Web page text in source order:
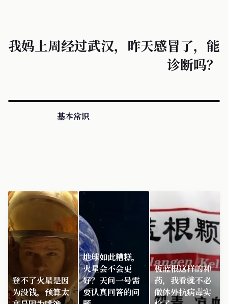
我妈上周经过武汉，昨天感冒了，能
诊断吗？
基本常识
登不了火星是因
为没钱，预算太
地球如此糟糕，
火星会不会更
好？天问一号需
要认真回答的问
板蓝根这样的神
药，我看就不必
做体外抗病毒实